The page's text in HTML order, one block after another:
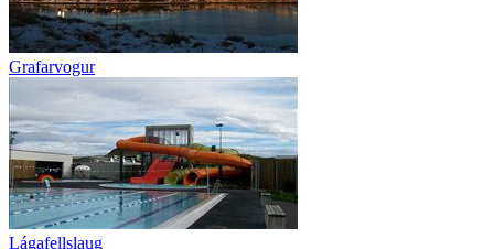
Grafarvogur
Lágafellslaug